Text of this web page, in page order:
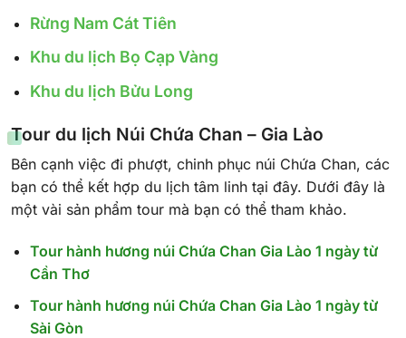
Rừng Nam Cát Tiên
Khu du lịch Bọ Cạp Vàng
Khu du lịch Bửu Long
Tour du lịch Núi Chứa Chan – Gia Lào
Bên cạnh việc đi phượt, chinh phục núi Chứa Chan, các
bạn có thể kết hợp du lịch tâm linh tại đây. Dưới đây là
một vài sản phẩm tour mà bạn có thể tham khảo.
Tour hành hương núi Chứa Chan Gia Lào 1 ngày từ
Cần Thơ
Tour hành hương núi Chứa Chan Gia Lào 1 ngày từ
Sài Gòn